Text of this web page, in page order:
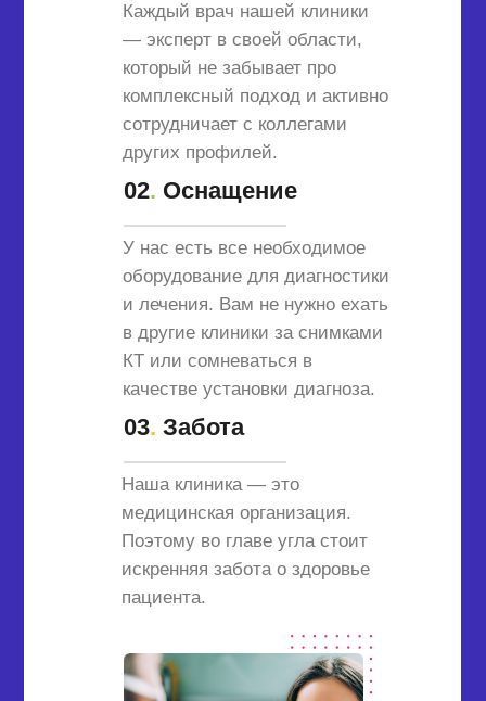
Каждый врач нашей клиники
— эксперт в своей области,
который не забывает про
комплексный подход и активно
сотрудничает с коллегами
других профилей.
У нас есть все необходимое
оборудование для диагностики
и лечения. Вам не нужно ехать
в другие клиники за снимками
КТ или сомневаться в
качестве установки диагноза.
Наша клиника — это
медицинская организация.
Поэтому во главе угла стоит
искренняя забота о здоровье
пациента.
02. Оснащение
03. Забота